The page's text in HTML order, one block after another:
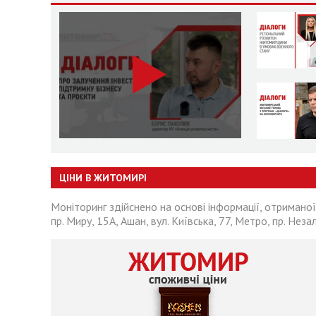
ЦІНИ В ЖИТОМИРІ
Моніторинг здійснено на основі інформації,
пр. Миру, 15А, Ашан, вул. Київська, 77, Метро, пр.